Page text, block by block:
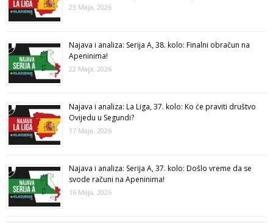
23 Maja, 2026
Najava i analiza: Serija A, 38. kolo: Finalni obračun na
Apeninima!
22 Maja, 2026
Najava i analiza: La Liga, 37. kolo: Ko će praviti društvo
Ovijedu u Segundi?
17 Maja, 2026
Najava i analiza: Serija A, 37. kolo: Došlo vreme da se
svode računi na Apeninima!
16 Maja, 2026